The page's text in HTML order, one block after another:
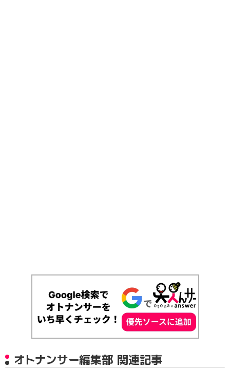
オトナンサー編集部 関連記事